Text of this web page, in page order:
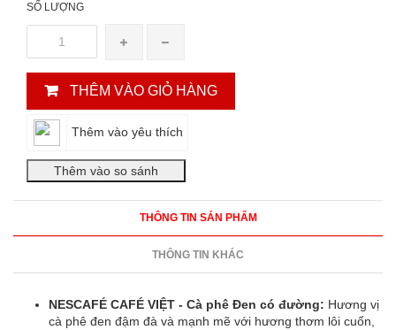
SỐ LƯỢNG
THÊM VÀO GIỎ HÀNG
Thêm vào yêu thích
THÔNG TIN SẢN PHẨM
THÔNG TIN KHÁC
NESCAFÉ CAFÉ VIỆT - Cà phê Đen có đường: Hương vị
cà phê đen đậm đà và mạnh mẽ với hương thơm lôi cuốn,